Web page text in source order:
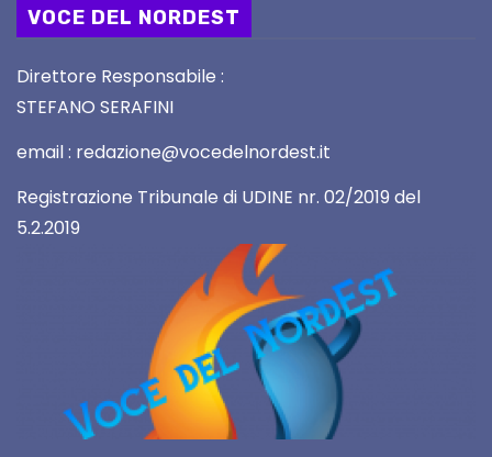
VOCE DEL NORDEST
Direttore Responsabile :
STEFANO SERAFINI
email : redazione@vocedelnordest.it
Registrazione Tribunale di UDINE nr. 02/2019 del
5.2.2019